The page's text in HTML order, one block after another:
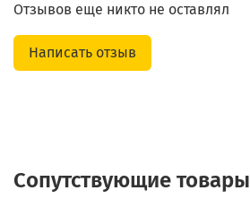
Отзывов еще никто не оставлял
Написать отзыв
Сопутствующие товары